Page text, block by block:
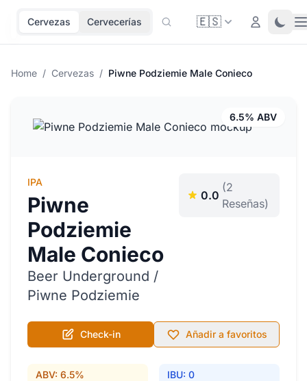
Cervezas Cervecerías 🇪🇸 Login
Home / Cervezas / Piwne Podziemie Male Conieco
6.5% ABV
IPA
Piwne
Podziemie
Male Conieco
Beer Underground /
Piwne Podziemie
0.0
(2
Reseñas)
Check-in Añadir a favoritos
ABV: 6.5% IBU: 0